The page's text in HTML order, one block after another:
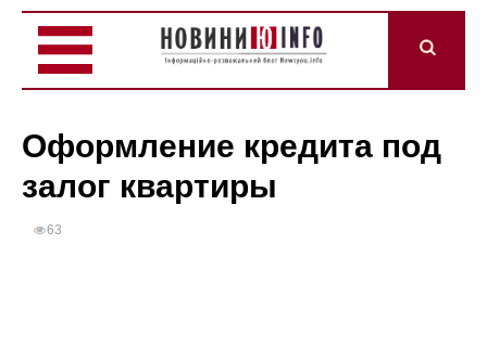
Оформление кредита под
залог квартиры
63